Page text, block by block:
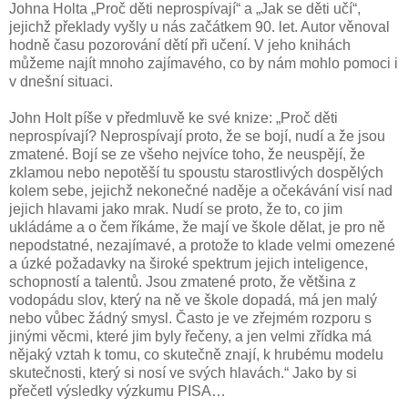
Johna Holta „Proč děti neprospívají“ a „Jak se děti učí“,
jejichž překlady vyšly u nás začátkem 90. let. Autor věnoval
hodně času pozorování dětí při učení. V jeho knihách
můžeme najít mnoho zajímavého, co by nám mohlo pomoci i
v dnešní situaci.
John Holt píše v předmluvě ke své knize: „Proč děti
neprospívají? Neprospívají proto, že se bojí, nudí a že jsou
zmatené. Bojí se ze všeho nejvíce toho, že neuspějí, že
zklamou nebo nepotěší tu spoustu starostlivých dospělých
kolem sebe, jejichž nekonečné naděje a očekávání visí nad
jejich hlavami jako mrak. Nudí se proto, že to, co jim
ukládáme a o čem říkáme, že mají ve škole dělat, je pro ně
nepodstatné, nezajímavé, a protože to klade velmi omezené
a úzké požadavky na široké spektrum jejich inteligence,
schopností a talentů. Jsou zmatené proto, že většina z
vodopádu slov, který na ně ve škole dopadá, má jen malý
nebo vůbec žádný smysl. Často je ve zřejmém rozporu s
jinými věcmi, které jim byly řečeny, a jen velmi zřídka má
nějaký vztah k tomu, co skutečně znají, k hrubému modelu
skutečnosti, který si nosí ve svých hlavách.“ Jako by si
přečetl výsledky výzkumu PISA…